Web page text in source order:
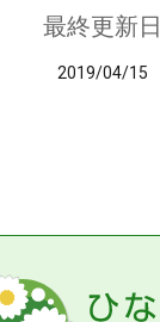
最終更新日
2019/04/15